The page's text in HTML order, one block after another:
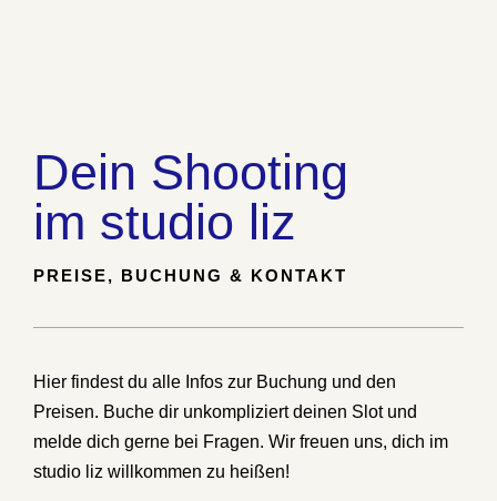
Dein Shooting
im studio liz
PREISE, BUCHUNG & KONTAKT
Hier findest du alle Infos zur Buchung und den
Preisen. Buche dir unkompliziert deinen Slot und
melde dich gerne bei Fragen. Wir freuen uns, dich im
studio liz willkommen zu heißen!